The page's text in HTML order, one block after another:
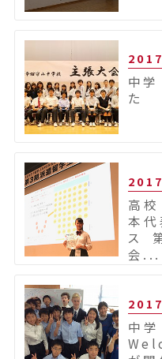
中学
た
高校
本代
ス
会...
中